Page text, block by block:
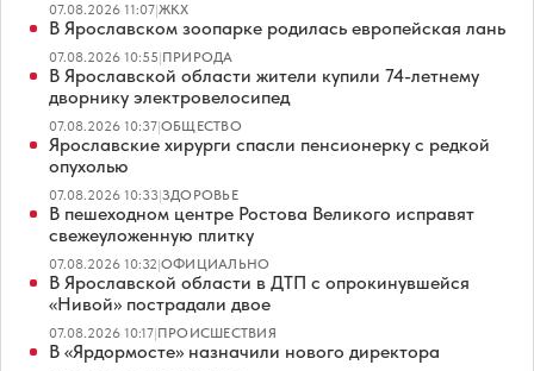
07.08.2026 11:07|ЖКХ
В Ярославском зоопарке родилась европейская лань
07.08.2026 10:55|ПРИРОДА
В Ярославской области жители купили 74-летнему
дворнику электровелосипед
07.08.2026 10:37|ОБЩЕСТВО
Ярославские хирурги спасли пенсионерку с редкой
опухолью
07.08.2026 10:33|ЗДОРОВЬЕ
В пешеходном центре Ростова Великого исправят
свежеуложенную плитку
07.08.2026 10:32|ОФИЦИАЛЬНО
В Ярославской области в ДТП с опрокинувшейся
«Нивой» пострадали двое
07.08.2026 10:17|ПРОИСШЕСТВИЯ
В «Ярдормосте» назначили нового директора